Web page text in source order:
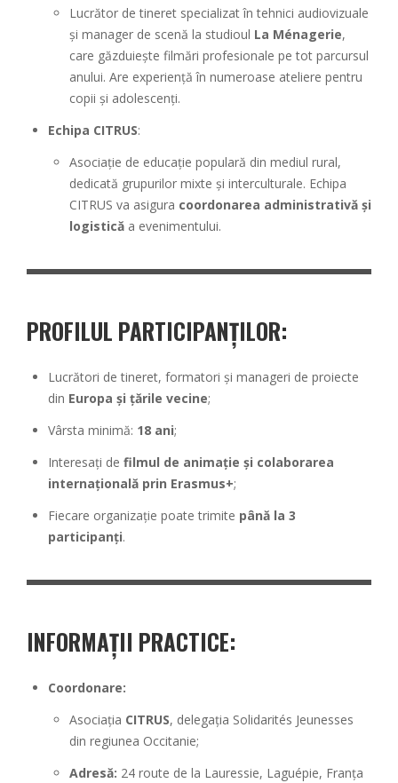
Lucrător de tineret specializat în tehnici audiovizuale
și manager de scenă la studioul La Ménagerie,
care găzduiește filmări profesionale pe tot parcursul
anului. Are experiență în numeroase ateliere pentru
copii și adolescenți.
Echipa CITRUS:
Asociație de educație populară din mediul rural,
dedicată grupurilor mixte și interculturale. Echipa
CITRUS va asigura coordonarea administrativă și
logistică a evenimentului.
PROFILUL PARTICIPANȚILOR:
Lucrători de tineret, formatori și manageri de proiecte
din Europa și țările vecine;
Vârsta minimă: 18 ani;
Interesați de filmul de animație și colaborarea
internațională prin Erasmus+;
Fiecare organizație poate trimite până la 3
participanți.
INFORMAȚII PRACTICE:
Coordonare:
Asociația CITRUS, delegația Solidarités Jeunesses
din regiunea Occitanie;
Adresă: 24 route de la Lauressie, Laguépie, Franța